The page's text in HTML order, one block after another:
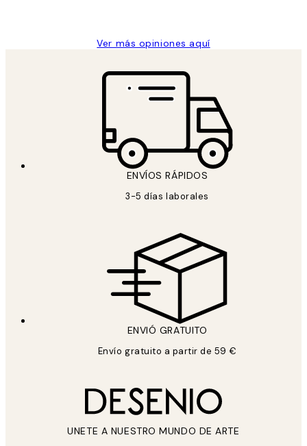
Ver más opiniones aquí
ENVÍOS RÁPIDOS
3-5 días laborales
ENVIÓ GRATUITO
Envío gratuito a partir de 59 €
UNETE A NUESTRO MUNDO DE ARTE